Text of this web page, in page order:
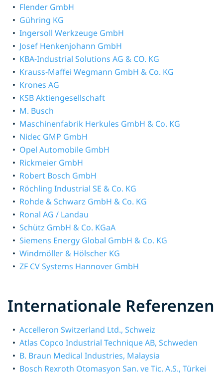
Flender GmbH
Gühring KG
Ingersoll Werkzeuge GmbH
Josef Henkenjohann GmbH
KBA-Industrial Solutions AG & CO. KG
Krauss-Maffei Wegmann GmbH & Co. KG
Krones AG
KSB Aktiengesellschaft
M. Busch
Maschinenfabrik Herkules GmbH & Co. KG
Nidec GMP GmbH
Opel Automobile GmbH
Rickmeier GmbH
Robert Bosch GmbH
Röchling Industrial SE & Co. KG
Rohde & Schwarz GmbH & Co. KG
Ronal AG / Landau
Schütz GmbH & Co. KGaA
Siemens Energy Global GmbH & Co. KG
Windmöller & Hölscher KG
ZF CV Systems Hannover GmbH
Internationale Referenzen
Accelleron Switzerland Ltd., Schweiz
Atlas Copco Industrial Technique AB, Schweden
B. Braun Medical Industries, Malaysia
Bosch Rexroth Otomasyon San. ve Tic. A.S., Türkei